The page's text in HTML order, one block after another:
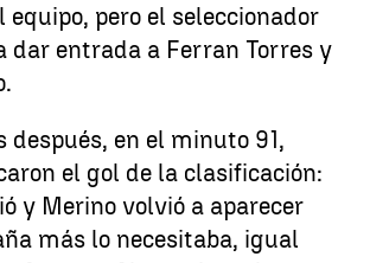
equipo, pero el seleccionador
dar entrada a Ferran Torres y
después, en el minuto 91,
el gol de la clasificación:
y Merino volvió a aparecer
más lo necesitaba, igual